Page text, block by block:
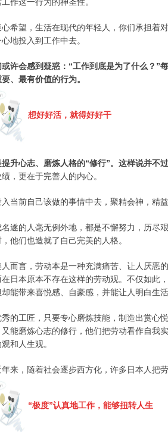
希望，生活在现代的年轻人，你们承担着
地投入到工作中去。
许会感到疑惑：“工作到底是为了什么？”
、最有价值的行为。
想好好活，就得好好干
升心志、磨炼人格的“修行”。这样说并不过
，更在于完善人的内心。
当前自己该做的事情中去，聚精会神，精
遂的人毫无例外地，都是不懈努力，历尽
他们也造就了自己完美的人格。
而言，劳动本是一种充满痛苦、让人厌恶
日本原本不存在这样的劳动观。不仅如此
能带来喜悦感、自豪感，并能让人明白生
的工匠，只要专心磨炼技能，制造出赏心
能磨炼心志的修行，他们把劳动看作自我
和人生观。
来，随着社会逐步西方化，许多日本人把
“极度”认真地工作，能够扭转人生